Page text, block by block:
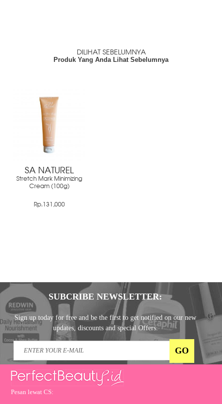
DILIHAT SEBELUMNYA
Produk Yang Anda Lihat Sebelumnya
SA NATUREL
Stretch Mark Minimizing
Cream (100g)
Rp.131,000
SUBCRIBE NEWSLETTER:
Sign up today for free and be the first to get notified on our new
updates, discounts and special Offers.
Pesan lewat CS: